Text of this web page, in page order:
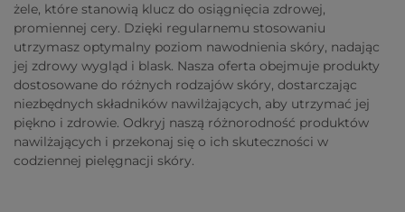
żele, które stanowią klucz do osiągnięcia zdrowej,
promiennej cery. Dzięki regularnemu stosowaniu
utrzymasz optymalny poziom nawodnienia skóry, nadając
jej zdrowy wygląd i blask. Nasza oferta obejmuje produkty
dostosowane do różnych rodzajów skóry, dostarczając
niezbędnych składników nawilżających, aby utrzymać jej
piękno i zdrowie. Odkryj naszą różnorodność produktów
nawilżających i przekonaj się o ich skuteczności w
codziennej pielęgnacji skóry.